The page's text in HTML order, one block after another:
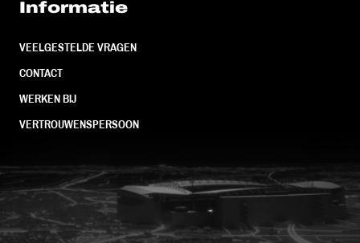
Informatie
VEELGESTELDE VRAGEN
CONTACT
WERKEN BIJ
VERTROUWENSPERSOON
FC Utrecht<br>vanuit<br>het